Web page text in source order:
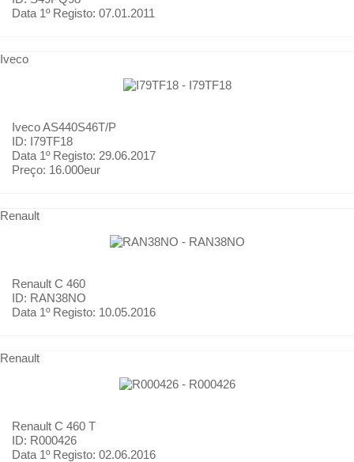
Data 1º Registo: 07.01.2011
Iveco
IvecoAS440S46T/P
ID: I79TF18
Data 1º Registo: 29.06.2017
Preço: 16.000eur
Renault
Renault C 460
ID: RAN38NO
Data 1º Registo: 10.05.2016
Renault
Renault C 460 T
ID: R000426
Data 1º Registo: 02.06.2016